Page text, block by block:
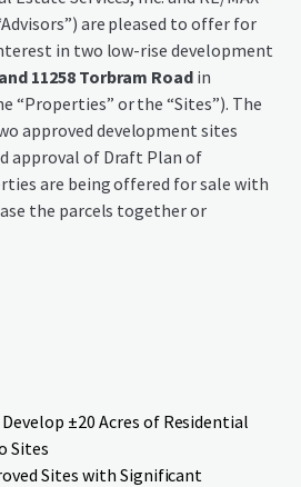
are pleased to offer for
in two low-rise development
11258 Torbram Road in
“Properties” or the “Sites”). The
approved development sites
approval of Draft Plan of
are being offered for sale with
the parcels together or
±20 Acres of Residential
Sites
Sites with Significant